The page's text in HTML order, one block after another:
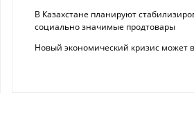
В Казахстане планируют
социально значимые продтовары
Новый экономический кризис может